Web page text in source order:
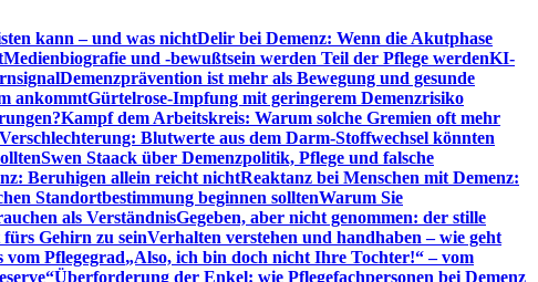
kann – und was nichtDelir bei Demenz: Wenn die Akutphase
Medienbiografie und -bewußtsein werden Teil der Pflege werdenKI-
Demenzprävention ist mehr als Bewegung und gesunde
ankommtGürtelrose-Impfung mit geringerem Demenzrisiko
Kampf dem Arbeitskreis: Warum solche Gremien oft mehr
Blutwerte aus dem Darm-Stoffwechsel könnten
Swen Staack über Demenzpolitik, Pflege und falsche
Beruhigen allein reicht nichtReaktanz bei Menschen mit Demenz:
Standortbestimmung beginnen solltenWarum Sie
als VerständnisGegeben, aber nicht genommen: der stille
Gehirn zu seinVerhalten verstehen und handhaben – wie geht
Pflegegrad„Also, ich bin doch nicht Ihre Tochter!“ – vom
Überforderung der Enkel: wie Pflegefachpersonen bei Demenz